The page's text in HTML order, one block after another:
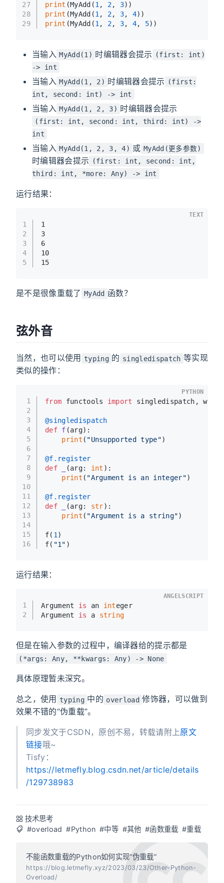
27
28
29
print (MyAdd(1, 2, 3))
print (MyAdd(1, 2, 3, 4))
print (MyAdd(1, 2, 3, 4, 5))
当输入 MyAdd(1) 时编辑器会提示
(first: int)
-> int
当输入 MyAdd(1, 2) 时编辑器会提示
(first:
int, second: int) -> int
当输入 MyAdd(1, 2, 3) 时编辑器会提示
(first: int, second: int, third: int) ->
int
当输入 MyAdd(1, 2, 3, 4) 或 MyAdd(更多参数)
时编辑器会提示
(first: int, second: int,
third: int, *more: Any) -> int
运行结果：
1
2
3
4
5
1
3
6
10
15
TEXT
是不是很像重载了 MyAdd 函数？
弦外音
当然，也可以使用 typing 的 singledispatch 等实现
类似的操作：
1
2
3
4
5
6
7
8
9
10
11
12
13
14
15
16
from functools import singledispatch, wraps
@singledispatch
def f (arg):
print ( "Unsupported type")
@f.register
def
(arg: int ):
print ( "Argument is an integer")
@f.register
def
(arg: str):
print ( "Argument is a string")
f( 1 )
f( "1" )
PYTHON
运行结果：
1
2
Argument is an integer
Argument is a string
ANGELSCRIPT
但是在输入参数的过程中，编译器给的提示都是
(*args: Any, **kwargs: Any) -> None
具体原理暂未深究。
总之，使用 typing 中的 overload 修饰器，可以做到
效果不错的“伪重载”。
同步发文于CSDN，原创不易，转载请附上原文
链接哦~
Tisfy：
https://letmefly.blog.csdn.net/article/details
/129738983
技术思考
#overload #Python #中等 #其他 #函数重载 #重载
不能函数重载的Python如何实现“伪重载”
https://blog.letmefly.xyz/2023/03/23/Other-Python-
Overload/